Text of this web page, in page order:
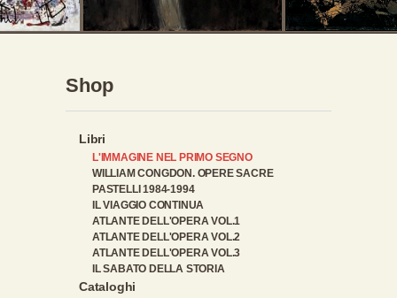
Shop
Libri
L'IMMAGINE NEL PRIMO SEGNO
WILLIAM CONGDON. OPERE SACRE
PASTELLI 1984-1994
IL VIAGGIO CONTINUA
ATLANTE DELL'OPERA VOL.1
ATLANTE DELL'OPERA VOL.2
ATLANTE DELL'OPERA VOL.3
IL SABATO DELLA STORIA
Cataloghi